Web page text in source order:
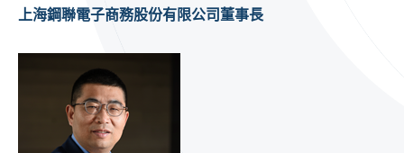
上海鋼聯電子商務股份有限公司董事長